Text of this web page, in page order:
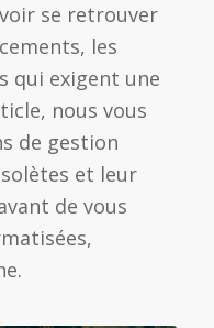
se retrouver
les
qui exigent une
nous vous
de gestion
et leur
de vous